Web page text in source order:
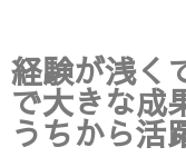
経験が浅く
で大きな成
うちから活